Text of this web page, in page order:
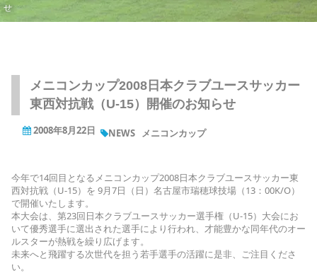
せ
メニコンカップ2008日本クラブユースサッカー
東西対抗戦（U-15）開催のお知らせ
2008年8月22日 NEWS メニコンカップ
今年で14回目となるメニコンカップ2008日本クラブユースサッカー東
西対抗戦（U-15）を 9月7日（日）名古屋市瑞穂球技場（13：00K/O）
で開催いたします。
本大会は、第23回日本クラブユースサッカー選手権（U-15）大会にお
いて優秀選手に選出された選手により行われ、才能豊かな同年代のオー
ルスターが熱戦を繰り広げます。
未来へと飛躍する次世代を担う若手選手の活躍に是非、ご注目くださ
い。